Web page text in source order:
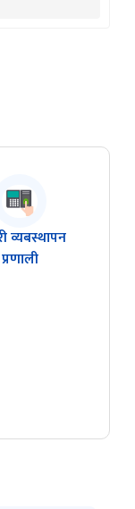
व्यबस्थापन
प्रणाली